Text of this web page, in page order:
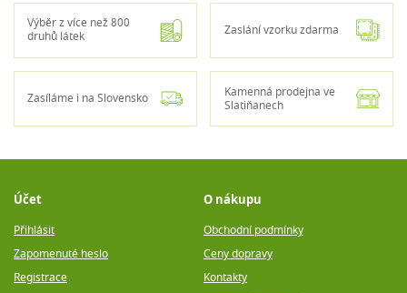
Výběr z více než 800
druhů látek
Zaslání vzorku zdarma
Zasíláme i na Slovensko
Kamenná prodejna ve
Slatiňanech
Účet
Přihlásit
Zapomenuté heslo
Registrace
O nákupu
Obchodní podmínky
Ceny dopravy
Kontakty